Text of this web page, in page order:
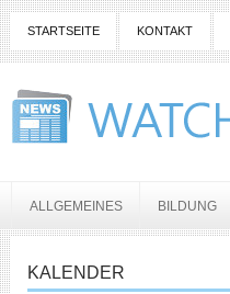
STARTSEITE KONTAKT
ALLGEMEINES BILDUNG
KALENDER